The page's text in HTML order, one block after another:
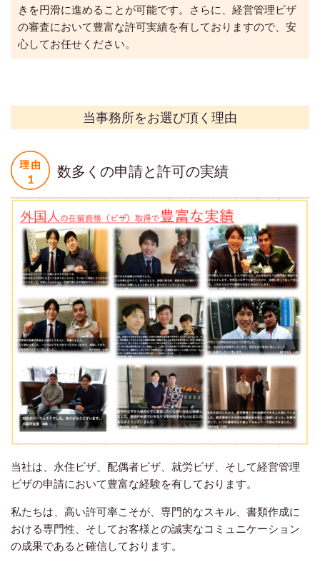
きを円滑に進めることが可能です。さらに、経営管理ビザ
の審査において豊富な許可実績を有しておりますので、安
心してお任せください。
当事務所をお選び頂く理由
数多くの申請と許可の実績
当社は、永住ビザ、配偶者ビザ、就労ビザ、そして経営管理
ビザの申請において豊富な経験を有しております。
私たちは、高い許可率こそが、専門的なスキル、書類作成に
おける専門性、そしてお客様との誠実なコミュニケーション
の成果であると確信しております。